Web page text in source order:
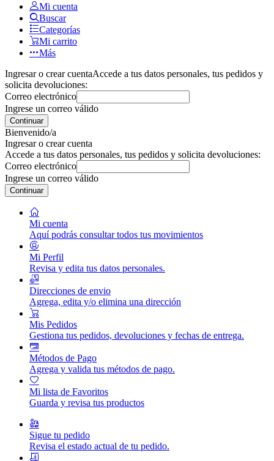
Mi cuenta
Buscar
Categorías
Mi carrito
Más
Ingresar o crear cuentaAccede a tus datos personales, tus pedidos y
solicita devoluciones:
Correo electrónico
Ingrese un correo válido
Continuar
Bienvenido/a
Ingresar o crear cuenta
Accede a tus datos personales, tus pedidos y solicita devoluciones:
Correo electrónico
Ingrese un correo válido
Continuar
Mi cuenta
Aquí podrás consultar todos tus movimientos
Mi Perfil
Revisa y edita tus datos personales.
Direcciones de envio
Agrega, edita y/o elimina una dirección
Mis Pedidos
Gestiona tus pedidos, devoluciones y fechas de entrega.
Métodos de Pago
Agrega y valida tus métodos de pago.
Mi lista de Favoritos
Guarda y revisa tus productos
Sigue tu pedido
Revisa el estado actual de tu pedido.